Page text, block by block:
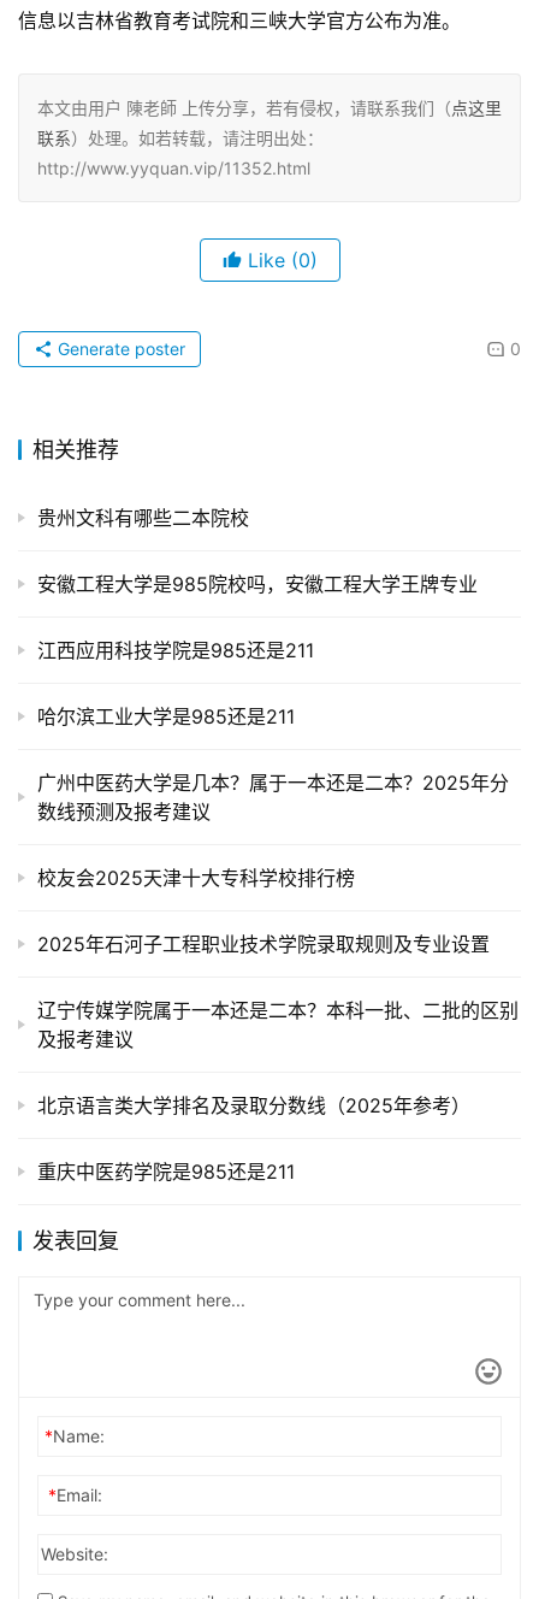
信息以吉林省教育考试院和三峡大学官方公布为准。
本文由用户 陳老師 上传分享，若有侵权，请联系我们（点这里
联系）处理。如若转载，请注明出处：
http://www.yyquan.vip/11352.html
Like (0)
0
Generate poster
相关推荐
贵州文科有哪些二本院校
安徽工程大学是985院校吗，安徽工程大学王牌专业
江西应用科技学院是985还是211
哈尔滨工业大学是985还是211
广州中医药大学是几本？属于一本还是二本？2025年分
数线预测及报考建议
校友会2025天津十大专科学校排行榜
2025年石河子工程职业技术学院录取规则及专业设置
辽宁传媒学院属于一本还是二本？本科一批、二批的区别
及报考建议
北京语言类大学排名及录取分数线（2025年参考）
重庆中医药学院是985还是211
发表回复
*Name:
*Email:
Website: